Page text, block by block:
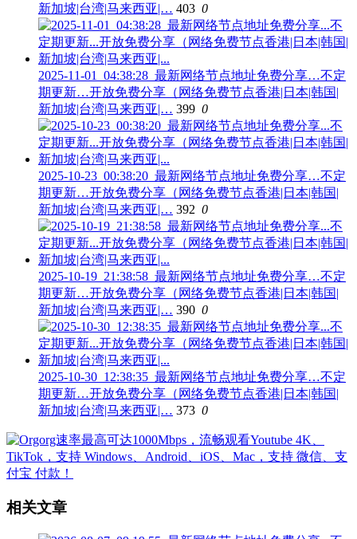
新加坡|台湾|马来西亚|… 403 0
2025-11-01_04:38:28_最新网络节点地址免费分享…不定
期更新…开放免费分享（网络免费节点香港|日本|韩国|
新加坡|台湾|马来西亚|… 399 0
2025-10-23_00:38:20_最新网络节点地址免费分享…不定
期更新…开放免费分享（网络免费节点香港|日本|韩国|
新加坡|台湾|马来西亚|… 392 0
2025-10-19_21:38:58_最新网络节点地址免费分享…不定
期更新…开放免费分享（网络免费节点香港|日本|韩国|
新加坡|台湾|马来西亚|… 390 0
2025-10-30_12:38:35_最新网络节点地址免费分享…不定
期更新…开放免费分享（网络免费节点香港|日本|韩国|
新加坡|台湾|马来西亚|… 373 0
相关文章